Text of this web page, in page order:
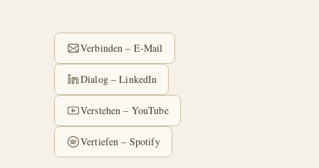
Verbinden – E-Mail
Dialog – LinkedIn
Verstehen – YouTube
Vertiefen – Spotify